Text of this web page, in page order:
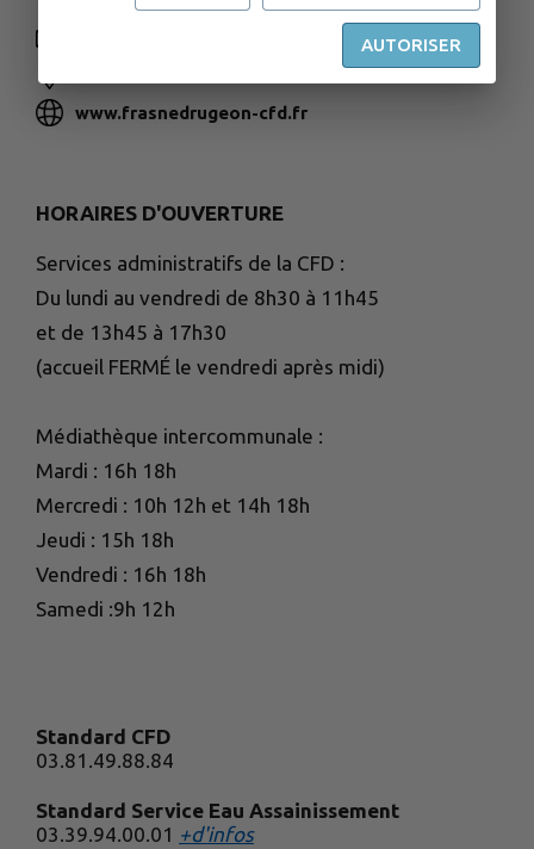
www.frasnedrugeon-cfd.fr
HORAIRES D'OUVERTURE
Services administratifs de la CFD :
Du lundi au vendredi de 8h30 à 11h45
et de 13h45 à 17h30
(accueil FERMÉ le vendredi après midi)
Médiathèque intercommunale :
Mardi : 16h 18h
Mercredi : 10h 12h et 14h 18h
Jeudi : 15h 18h
Vendredi : 16h 18h
Samedi :9h 12h
Standard CFD
03.81.49.88.84
Standard Service Eau Assainissement
03.39.94.00.01 +d'infos
AUTORISER